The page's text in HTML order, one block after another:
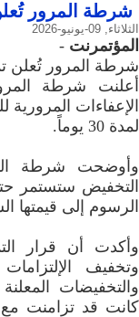
شرطة المرور
الثلاثاء, 09-يونيو-2026
المؤتمرنت -
شرطة المرور تُعلن
أعلنت شرطة
الإعفاءات المرورية
لمدة 30 يوماً.
وأوضحت شرطة
الرسوم إلى قيمتها
وأكدت أن قرار
وتخفيف
والتخفيضات
كانت قد تزامنت